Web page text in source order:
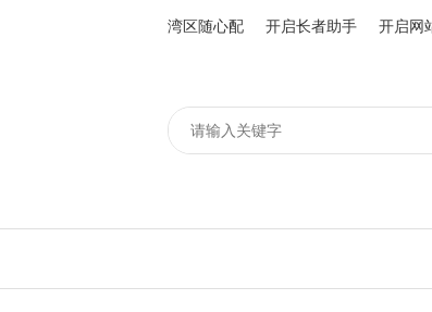
湾区随心配 开启长者助手 开启网